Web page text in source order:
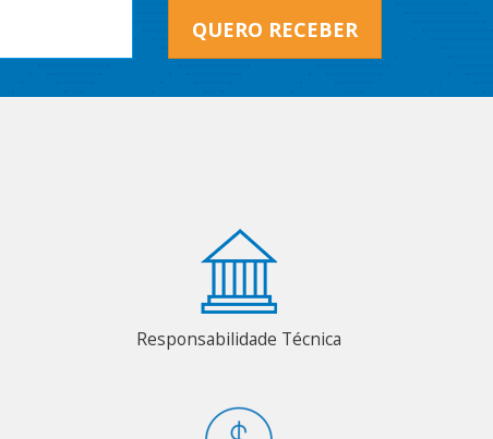
QUERO RECEBER
Responsabilidade Técnica